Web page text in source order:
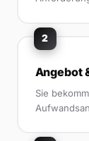
2
Angebot
Sie